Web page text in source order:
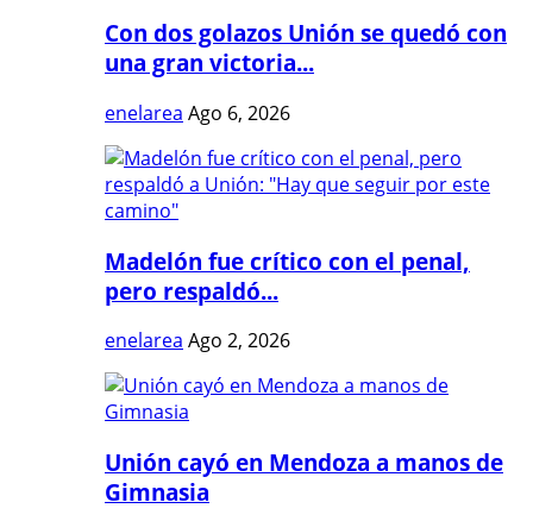
Con dos golazos Unión se quedó con
una gran victoria...
enelarea Ago 6, 2026
Madelón fue crítico con el penal,
pero respaldó...
enelarea Ago 2, 2026
Unión cayó en Mendoza a manos de
Gimnasia